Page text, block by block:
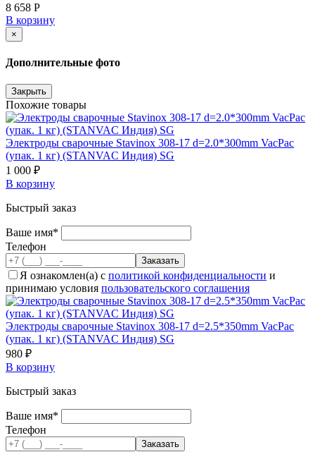
8 658 Р
В корзину
×
Дополнительные фото
Закрыть
Похожие товары
Электроды сварочные Stavinox 308-17 d=2.0*300mm VacPac
(упак. 1 кг) (STANVAC Индия) SG
1 000 ₽
В корзину
Быстрый заказ
Ваше имя*
Телефон
Я ознакомлен(а) с политикой конфиденциальности и
принимаю условия пользовательского соглашения
Электроды сварочные Stavinox 308-17 d=2.5*350mm VacPac
(упак. 1 кг) (STANVAC Индия) SG
980 ₽
В корзину
Быстрый заказ
Ваше имя*
Телефон